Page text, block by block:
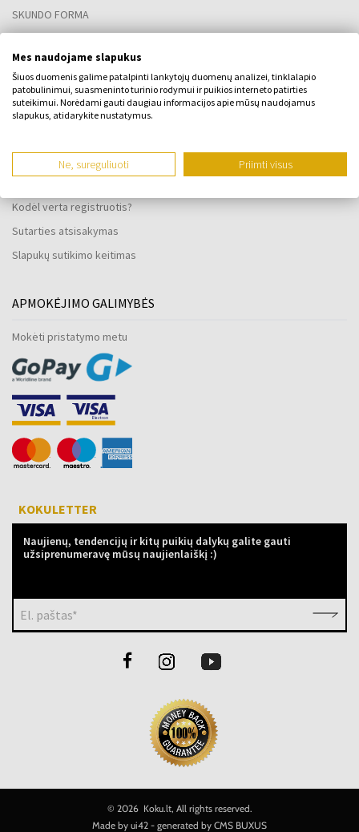
SKUNDO FORMA
Kada gausiu užsakytas prekes?
Kodėl verta rinktis mūsų kvepalus ir laikrodžius?
Kas yra kvepalų testeris?
Tik originalios prekės
Kodėl verta registruotis?
Sutarties atsisakymas
Slapukų sutikimo keitimas
APMOKĖJIMO GALIMYBĖS
Mokėti pristatymo metu
KOKULETTER
Naujienų, tendencijų ir kitų puikių dalykų galite gauti
užsiprenumeravę mūsų naujienlaiškį :)
El. paštas*
© 2026 Koku.lt, All rights reserved.
Made by ui42 - generated by CMS BUXUS
Mes naudojame slapukus
Šiuos duomenis galime patalpinti lankytojų duomenų analizei, tinklalapio
patobulinimui, suasmeninto turinio rodymui ir puikios interneto patirties
suteikimui. Norėdami gauti daugiau informacijos apie mūsų naudojamus
slapukus, atidarykite nustatymus.
Ne, sureguliuoti Priimti visus